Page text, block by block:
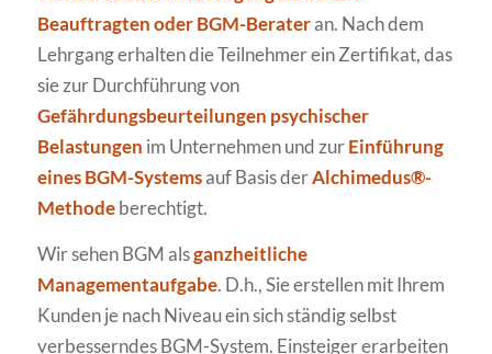
Beauftragten oder BGM-Berateran. Nach dem
Lehrgang erhalten die Teilnehmer ein Zertifikat, das
sie zur Durchführung von
Gefährdungsbeurteilungen psychischer
Belastungen im Unternehmen und zurEinführung
eines BGM-Systemsauf Basis derAlchimedus®-
Methodeberechtigt.
Wir sehen BGM alsganzheitliche
Managementaufgabe. D.h., Sie erstellen mit Ihrem
Kunden je nach Niveau ein sich ständig selbst
verbesserndes BGM-System. Einsteiger erarbeiten